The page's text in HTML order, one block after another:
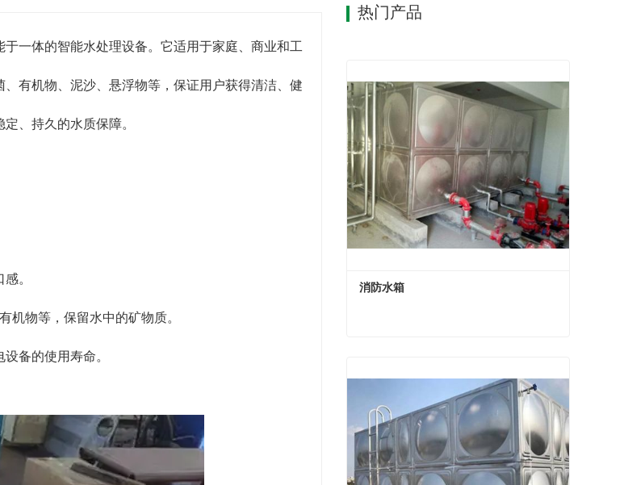
一体的智能水处理设备。它适用于家庭、商业和工
有机物、泥沙、悬浮物等，保证用户获得清洁、健
、持久的水质保障。
。
机物等，保留水中的矿物质。
备的使用寿命。
热门产品
消防水箱